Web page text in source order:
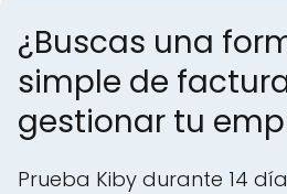
¿Buscas una
simple de
gestionar tu
Prueba Kiby durante 14